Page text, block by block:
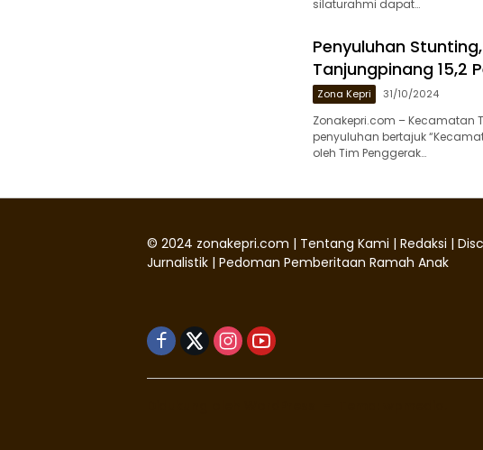
silaturahmi dapat…
Penyuluhan
Tanjungpinang 15,2
Zona Kepri 31/10/2024
Zonakepri.com – Kecamatan
penyuluhan bertajuk
oleh Tim Penggerak…
© 2024 zonakepri.com | Tentang Kami | Redaksi |
Jurnalistik | Pedoman Pemberitaan Ramah Anak